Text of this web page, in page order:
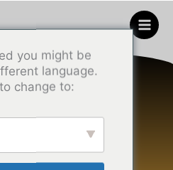
you might be
language.
change to: